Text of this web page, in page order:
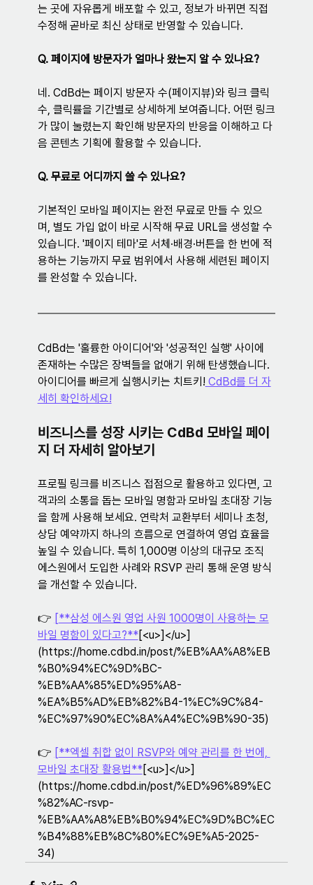
는 곳에 자유롭게 배포할 수 있고, 정보가 바뀌면 직접
수정해 곧바로 최신 상태로 반영할 수 있습니다.
Q. 페이지에 방문자가 얼마나 왔는지 알 수 있나요?
네. CdBd는 페이지 방문자 수(페이지뷰)와 링크 클릭
수, 클릭률을 기간별로 상세하게 보여줍니다. 어떤 링크
가 많이 눌렸는지 확인해 방문자의 반응을 이해하고 다
음 콘텐츠 기획에 활용할 수 있습니다.
Q. 무료로 어디까지 쓸 수 있나요?
기본적인 모바일 페이지는 완전 무료로 만들 수 있으
며, 별도 가입 없이 바로 시작해 무료 URL을 생성할 수
있습니다. '페이지 테마'로 서체·배경·버튼을 한 번에 적
용하는 기능까지 무료 범위에서 사용해 세련된 페이지
를 완성할 수 있습니다.
CdBd는 '훌륭한 아이디어'와 '성공적인 실행' 사이에
존재하는 수많은 장벽들을 없애기 위해 탄생했습니다.
아이디어를 빠르게 실행시키는 치트키! CdBd를 더 자
세히 확인하세요!
비즈니스를 성장 시키는 CdBd 모바일 페이
지 더 자세히 알아보기
프로필 링크를 비즈니스 접점으로 활용하고 있다면, 고
객과의 소통을 돕는 모바일 명함과 모바일 초대장 기능
을 함께 사용해 보세요. 연락처 교환부터 세미나 초청,
상담 예약까지 하나의 흐름으로 연결하여 영업 효율을
높일 수 있습니다. 특히 1,000명 이상의 대규모 조직
에스원에서 도입한 사례와 RSVP 관리 통해 운영 방식
을 개선할 수 있습니다.
👉 [**삼성 에스원 영업 사원 1000명이 사용하는 모
바일 명함이 있다고?**[<u>]</u>]
(https://home.cdbd.in/post/%EB%AA%A8%EB
%B0%94%EC%9D%BC-
%EB%AA%85%ED%95%A8-
%EA%B5%AD%EB%82%B4-1%EC%9C%84-
%EC%97%90%EC%8A%A4%EC%9B%90-35)
👉 [**엑셀 취합 없이 RSVP와 예약 관리를 한 번에,
모바일 초대장 활용법**[<u>]</u>]
(https://home.cdbd.in/post/%ED%96%89%EC
%82%AC-rsvp-
%EB%AA%A8%EB%B0%94%EC%9D%BC%EC
%B4%88%EB%8C%80%EC%9E%A5-2025-
34)